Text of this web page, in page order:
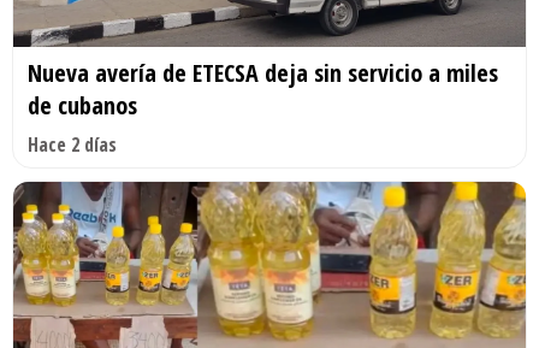
Nueva avería de ETECSA deja sin servicio a miles
de cubanos
Hace 2 días